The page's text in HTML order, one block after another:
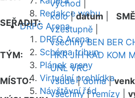
Redakce webu
DRFG Arena
DRFG Arena
Schéma tribun
Plánek areny
Virtuální prohlídka
Návštěvní řád
východ
SEŘADIT:
kolo|datum
vzestupně
TÝM:
všechny BEN BER
HKR JIH KAD KOM
UNL VRC
MÍSTO:
všude|doma|
všechny|remízy